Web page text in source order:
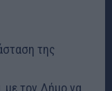
της